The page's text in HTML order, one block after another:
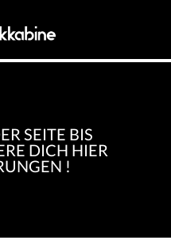
SEITE BIS
DICH HIER
!